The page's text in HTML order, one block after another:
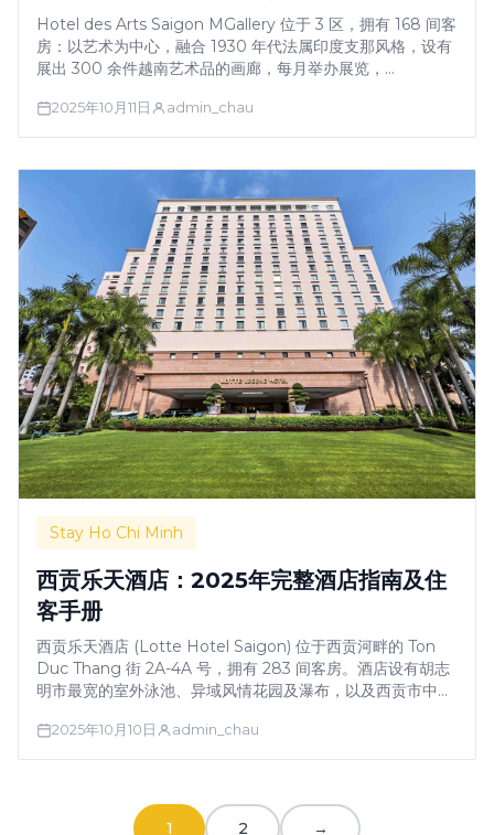
Hotel des Arts Saigon MGallery 位于 3 区，拥有 168 间客
房：以艺术为中心，融合 1930 年代法属印度支那风格，设有
展出 300 余件越南艺术品的画廊，每月举办展览，
有 Rooftop Social …
2025年10月11日 admin_chau
Stay Ho Chi Minh
西贡乐天酒店：2025年完整酒店指南及住
客手册
西贡乐天酒店 (Lotte Hotel Saigon) 位于西贡河畔的 Ton
Duc Thang 街 2A-4A 号，拥有 283 间客房。酒店设有胡志
明市最宽的室外泳池、异域风情花园及瀑布，以及西贡市中心
HotelsCombined 评分 9.1/10。提供水疗/热水浴缸/桑拿服
务及 5 种餐饮选择。步行 …
2025年10月10日 admin_chau
1 2 →